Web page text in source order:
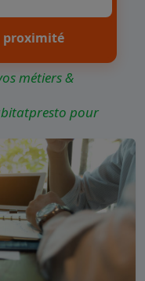
proximité
métiers &
pour